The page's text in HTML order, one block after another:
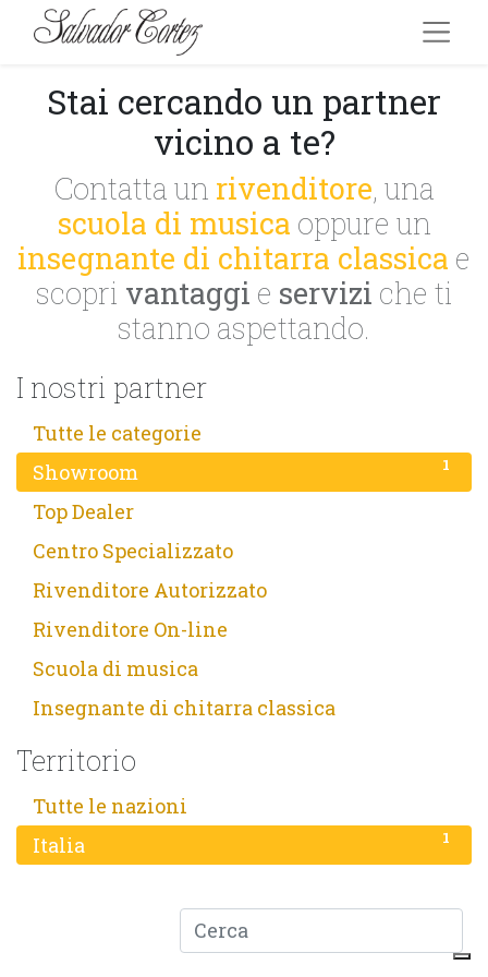
Stai cercando un partner
vicino a te?
Contatta un rivenditore, una
scuola di musica oppure un
insegnante di chitarra classica e
scopri vantaggi e servizi che ti
stanno aspettando.
I nostri partner
Tutte le categorie
1
Showroom
Top Dealer
Centro Specializzato
Rivenditore Autorizzato
Rivenditore On-line
Scuola di musica
Insegnante di chitarra classica
Territorio
Tutte le nazioni
1
Italia